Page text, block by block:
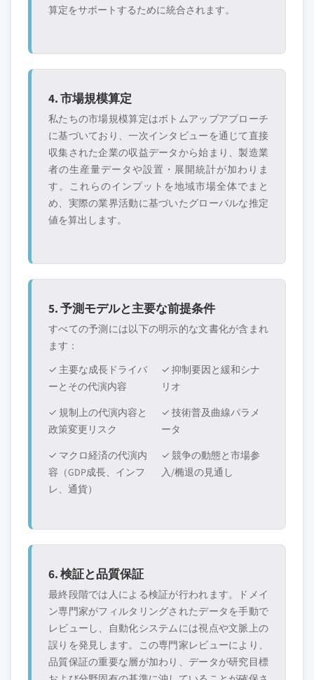
算定をサポートするために統合されます。
4. 市場規模算定
私たちの市場規模算定はボトムアップアプローチ
に基づいており、一次インタビューを通じて直接
収集された企業の収益データから始まり、製造業
者の生産量データや設置・展開統計が加わりま
す。これらのインプットを地域市場全体でまと
め、実際の業界活動に基づいたグローバルな推定
値を算出します。
5. 予測モデルと主要な前提条件
すべての予測には以下の明示的な文書化が含まれ
ます：
✓ 主要な成長ドライバ
ーとその代演内容
✓ 抑制要因と緩和シナ
リオ
✓ 規制上の代演内容と
政策変更リスク
✓ 技術普及曲線パラメ
ータ
✓ マクロ経済の代演内
容（GDP成長、インフ
レ、通貨）
✓ 競争の動態と市場参
入/椭退の見通し
6. 検証と品質保証
最終段階では人による検証が行われます。ドメイ
ン専門家がフィルタリングされたデータを手動で
レビューし、自動化システムには視点や文脈上の
誤りを発見します。この専門家レビューにより、
品質保証の重要な層が加わり、データが研究目標